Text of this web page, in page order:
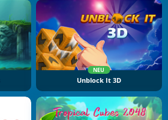
NEU
Unblock It 3D